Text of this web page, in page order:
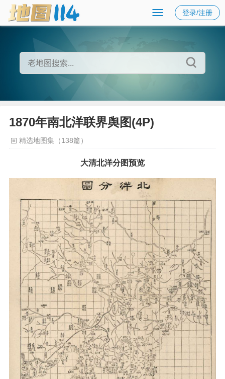
登录/注册
1870年南北洋联界舆图(4P)
精选地图集（138篇）
大清北洋分图预览